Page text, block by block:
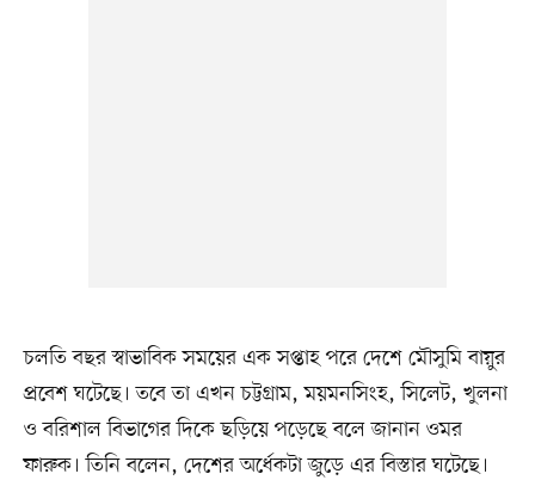
চলতি বছর স্বাভাবিক সময়ের এক সপ্তাহ পরে দেশে মৌসুমি বায়ুর
প্রবেশ ঘটেছে। তবে তা এখন চট্টগ্রাম, ময়মনসিংহ, সিলেট, খুলনা
ও বরিশাল বিভাগের দিকে ছড়িয়ে পড়েছে বলে জানান ওমর
ফারুক। তিনি বলেন, দেশের অর্ধেকটা জুড়ে এর বিস্তার ঘটেছে।